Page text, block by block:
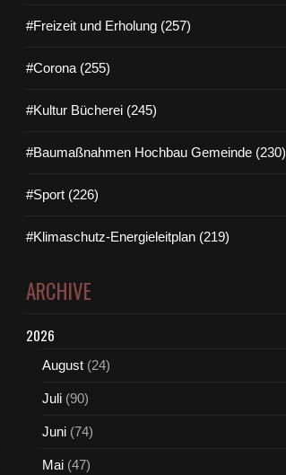
#Freizeit und Erholung (257)
#Corona (255)
#Kultur Bücherei (245)
#Baumaßnahmen Hochbau Gemeinde (230)
#Sport (226)
#Klimaschutz-Energieleitplan (219)
ARCHIVE
2026
August (24)
Juli (90)
Juni (74)
Mai (47)